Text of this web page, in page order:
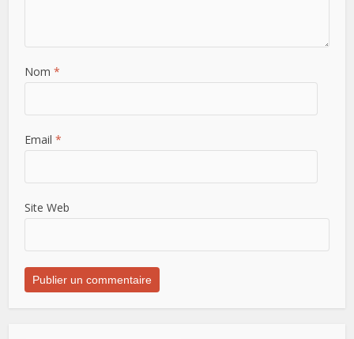
Nom *
Email *
Site Web